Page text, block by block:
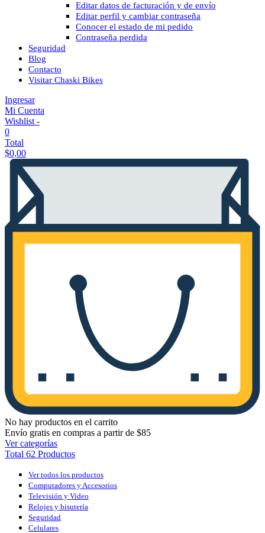
Editar datos de facturación y de envío
Editar perfil y cambiar contraseña
Conocer el estado de mi pedido
Contraseña perdida
Seguridad
Blog
Contacto
Visitar Chaski Bikes
Ingresar
Mi Cuenta
Wishlist -
0
Total
$0,00
No hay productos en el carrito
Envío gratis en compras a partir de $85
Ver categorías
Total 62 Productos
Ver todos los productos
Computadores y Accesorios
Televisión y Video
Relojes y bisutería
Seguridad
Celulares